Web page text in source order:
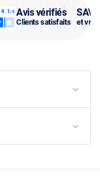
Avis vérifiés
Clients satisfaits
SAV
et